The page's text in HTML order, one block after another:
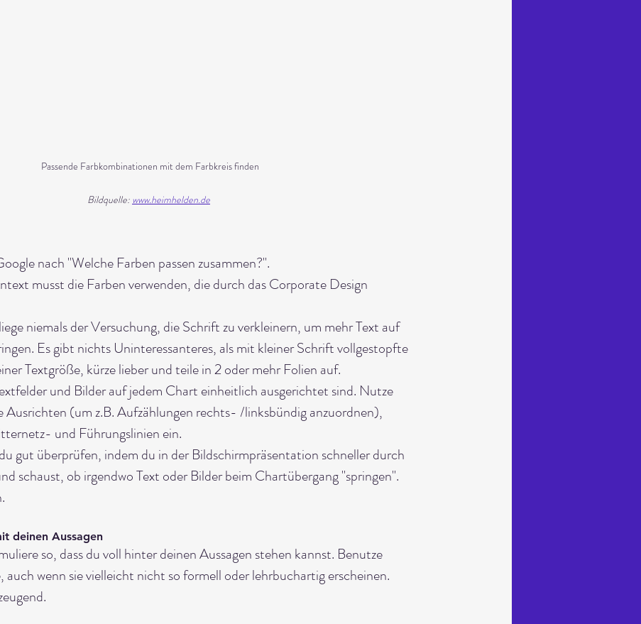
Passende Farbkombinationen mit dem Farbkreis finden
Bildquelle: www.heimhelden.de
nach "Welche Farben passen zusammen?".
musst die Farben verwenden, die durch das Corporate Design
niemals der Versuchung, die Schrift zu verkleinern, um mehr Text auf
Es gibt nichts Uninteressanteres, als mit kleiner Schrift vollgestopfte
Textgröße, kürze lieber und teile in 2 oder mehr Folien auf.
und Bilder auf jedem Chart einheitlich ausgerichtet sind. Nutze
Ausrichten (um z.B. Aufzählungen rechts- /linksbündig anzuordnen),
und Führungslinien ein.
gut überprüfen, indem du in der Bildschirmpräsentation schneller durch
schaust, ob irgendwo Text oder Bilder beim Chartübergang "springen".
deinen Aussagen
so, dass du voll hinter deinen Aussagen stehen kannst. Benutze
auch wenn sie vielleicht nicht so formell oder lehrbuchartig erscheinen.